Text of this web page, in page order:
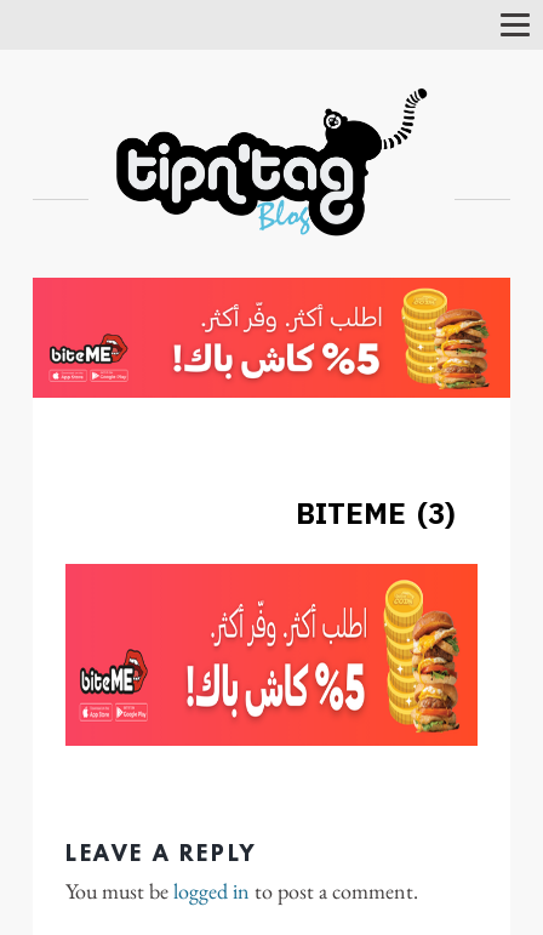
Toggle
BITEME (3)
LEAVE A REPLY
You must belogged in to post a comment.